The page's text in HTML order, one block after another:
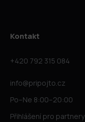
Kontakt
+420 792 315 084
info@pripojto.cz
Po–Ne 8:00–20:00
Přihlášení pro partnery